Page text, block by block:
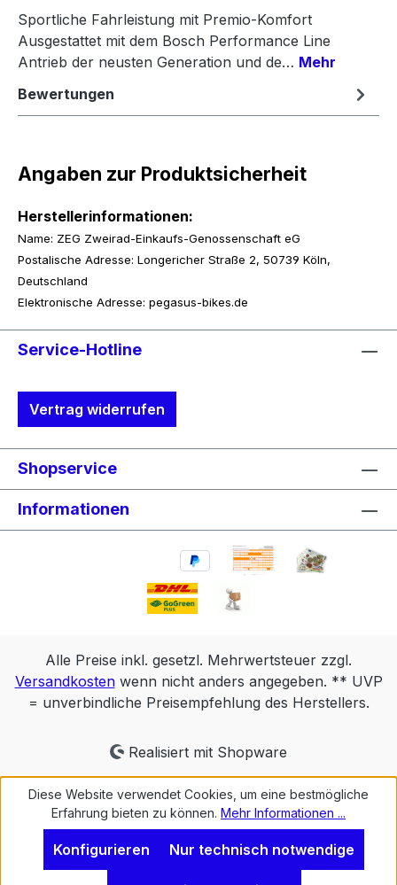
Sportliche Fahrleistung mit Premio-Komfort
Ausgestattet mit dem Bosch Performance Line
Antrieb der neusten Generation und de… Mehr
Bewertungen
Angaben zur Produktsicherheit
Herstellerinformationen:
Name: ZEG Zweirad-Einkaufs-Genossenschaft eG
Postalische Adresse: Longericher Straße 2, 50739 Köln,
Deutschland
Elektronische Adresse: pegasus-bikes.de
Service-Hotline
Vertrag widerrufen
Shopservice
Informationen
Alle Preise inkl. gesetzl. Mehrwertsteuer zzgl.
Versandkostenwenn nicht anders angegeben. ** UVP
= unverbindliche Preisempfehlung des Herstellers.
Realisiert mit Shopware
Diese Website verwendet Cookies, um eine bestmögliche
Erfahrung bieten zu können. Mehr Informationen ...
Nur technisch notwendige
Konfigurieren